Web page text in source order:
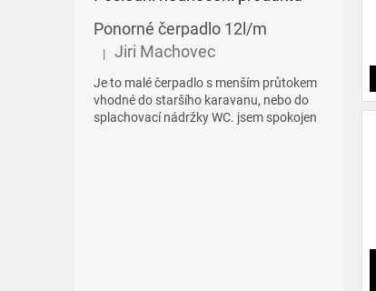
Ponorné čerpadlo 12l/m
Hodnocení produktu je 5 z 5 hvězdiček.
| Jiri Machovec
Je to malé čerpadlo s menším průtokem
vhodné do staršího karavanu, nebo do
splachovací nádržky WC. jsem spokojen